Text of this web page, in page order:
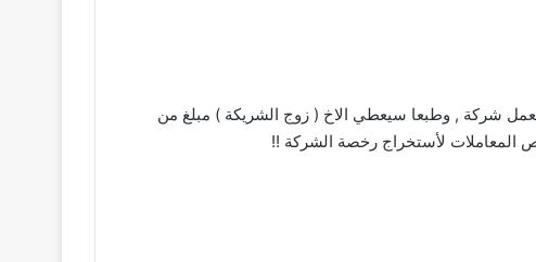
شركة , وطبعا سيعطي الاخ ( زوج الشريكة ) مبلغ من
المعاملات لأستخراج رخصة الشركة !!